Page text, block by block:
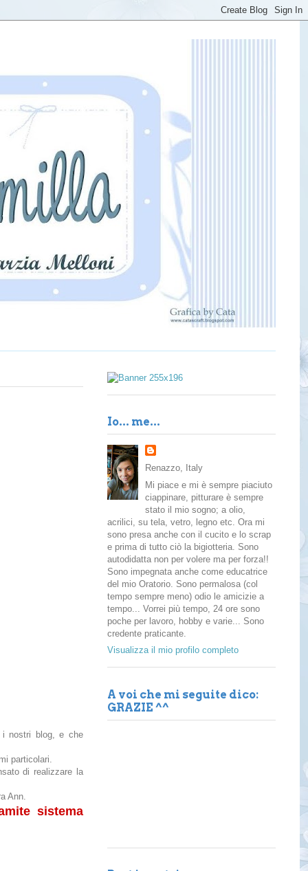
i nostri blog, e che
particolari.
di realizzare la
Ann.
sistema
Io... me...
Renazzo, Italy
Mi piace e mi è sempre piaciuto
ciappinare, pitturare è sempre
stato il mio sogno; a olio,
acrilici, su tela, vetro, legno etc. Ora mi
sono presa anche con il cucito e lo scrap
e prima di tutto ciò la bigiotteria. Sono
autodidatta non per volere ma per forza!!
Sono impegnata anche come educatrice
del mio Oratorio. Sono permalosa (col
tempo sempre meno) odio le amicizie a
tempo... Vorrei più tempo, 24 ore sono
poche per lavoro, hobby e varie... Sono
credente praticante.
Visualizza il mio profilo completo
A voi che mi seguite dico:
GRAZIE ^^